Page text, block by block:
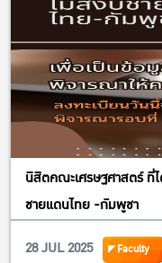
รับสมัควันนี้ – ถึง 14 กั
ลิ้งสมัครhttps://
https://
E-Mail :
นิสิตคณะเศรษฐศาสตร์ ที่
ชายแดนไทย -กัมพูชา
28 JUL 2025
Faculty